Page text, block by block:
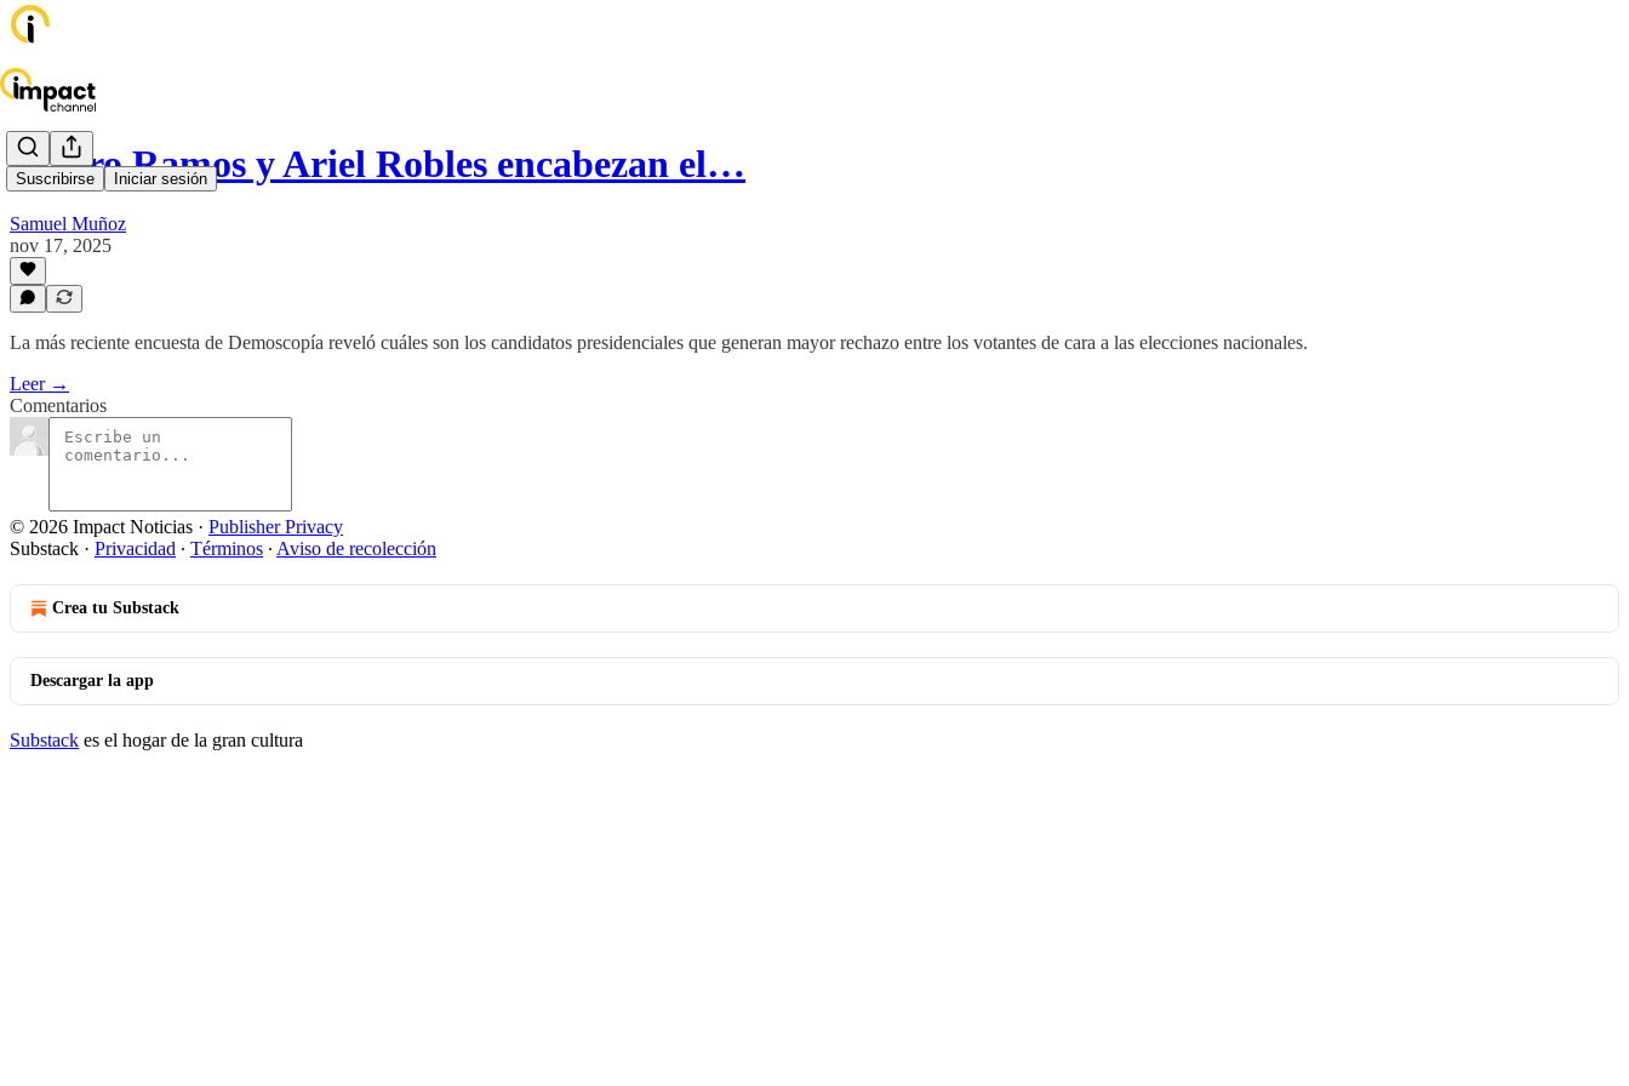
Suscribirse Iniciar sesión
Álvaro Ramos y Ariel Robles encabezan el…
Samuel Muñoz
nov 17, 2025
La más reciente encuesta de Demoscopía reveló cuáles son los candidatos presidenciales que generan mayor rechazo entre los votantes de cara a las elecciones nacionales.
Leer →
Comentarios
© 2026 Impact Noticias · Publisher Privacy
Substack · Privacidad ∙ Términos ∙ Aviso de recolección
Crea tu Substack
Descargar la app
Substack es el hogar de la gran cultura